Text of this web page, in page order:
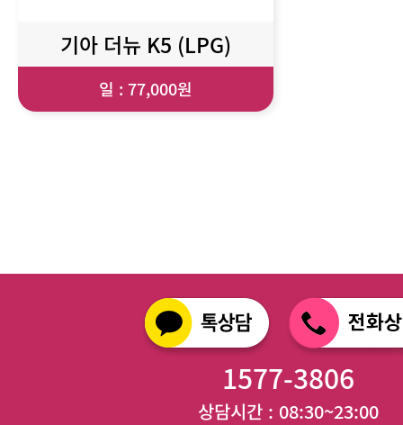
기아 더뉴 K5 (LPG)
일 : 77,000원
1577-3806
상담시간 : 08:30~23:00